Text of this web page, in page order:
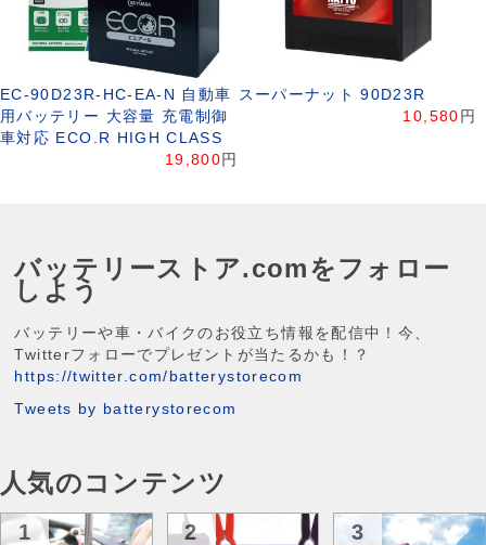
EC-90D23R-HC-EA-N 自動車
用バッテリー 大容量 充電制御
車対応 ECO.R HIGH CLASS
19,800 円
スーパーナット 90D23R
10,580 円
バッテリーストア.comをフォロー
しよう
バッテリーや車・バイクのお役立ち情報を配信中！今、
Twitterフォローでプレゼントが当たるかも！？
https://twitter.com/batterystorecom
Tweets by batterystorecom
人気のコンテンツ
1 2 3